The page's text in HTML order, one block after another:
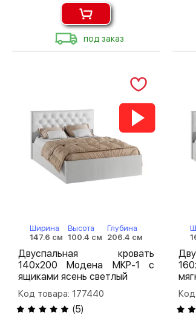
под заказ
Ширина
147.6 см
Высота
100.4 см
Глубина
206.4 см
Двуспальная кровать
140х200 Модена МКР-1 с
ящиками ясень светлый
Код товара: 177440
(5)
Код